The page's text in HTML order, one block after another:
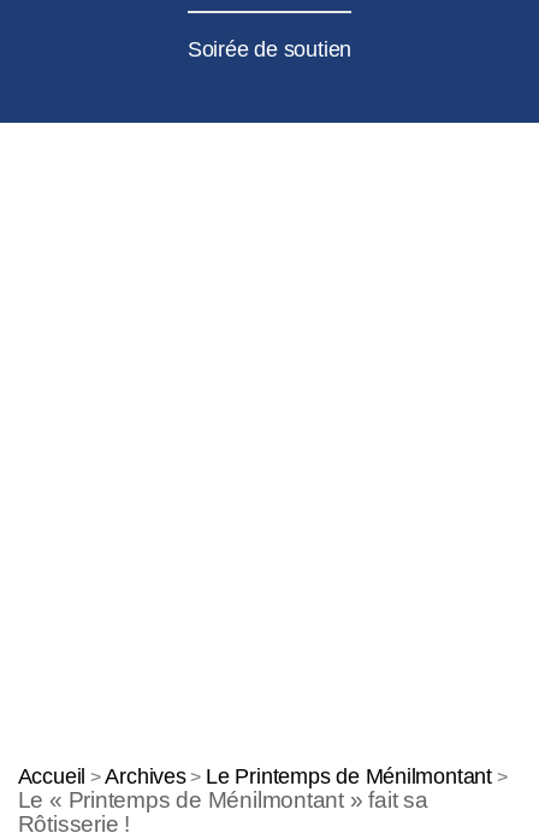
Soirée de soutien
Accueil >Archives> Le Printemps de Ménilmontant>
Le « Printemps de Ménilmontant » fait sa
Rôtisserie !